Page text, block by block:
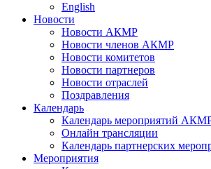
English
Новости
Новости АКМР
Новости членов АКМР
Новости комитетов
Новости партнеров
Новости отраслей
Поздравления
Календарь
Календарь мероприятий
Онлайн трансляции
Календарь партнерских
Мероприятия